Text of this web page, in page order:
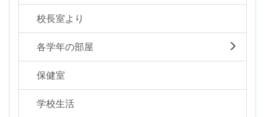
校長室より
各学年の部屋
保健室
学校生活